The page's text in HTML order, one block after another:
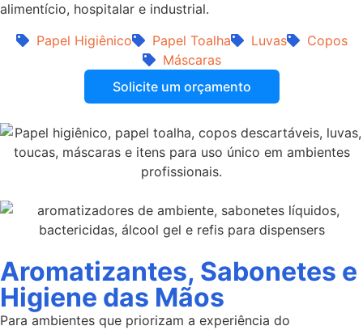
alimentício, hospitalar e industrial.
Papel Higiênico
Papel Toalha Luvas
Copos
Máscaras
Solicite um orçamento
Aromatizantes, Sabonetes e
Higiene das Mãos
Para ambientes que priorizam a experiência do